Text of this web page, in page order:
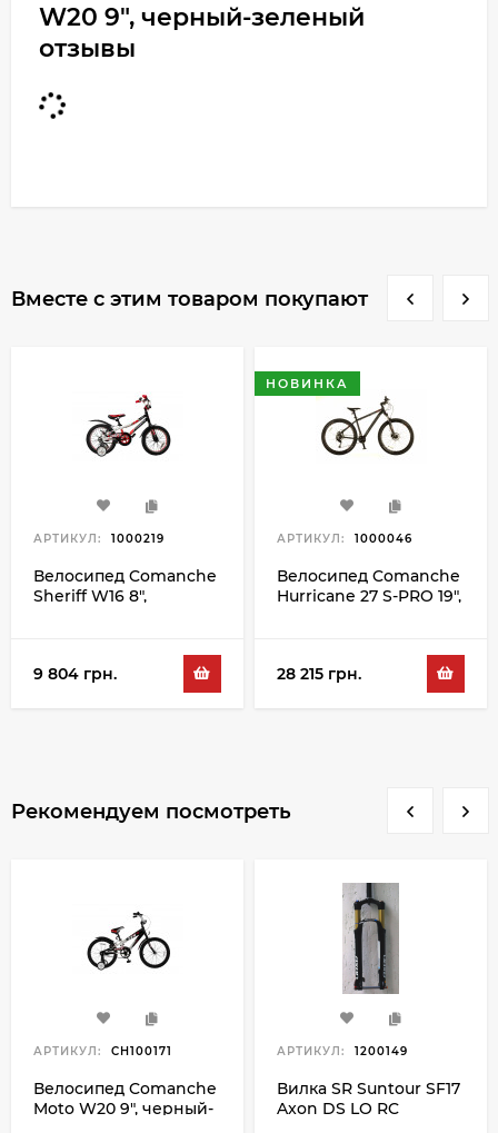
W20 9", черный-зеленый
отзывы
Вместе с этим товаром покупают
АРТИКУЛ: 1000219
Велосипед Comanche
Sheriff W16 8",
9 804 грн.
НОВИНКА
АРТИКУЛ: 1000046
Велосипед Comanche
Hurricane 27 S-PRO 19",
28 215 грн.
Рекомендуем посмотреть
АРТИКУЛ: CH100171
Велосипед Comanche
Moto W20 9", черный-
АРТИКУЛ: 1200149
Вилка SR Suntour SF17
Axon DS LO RC